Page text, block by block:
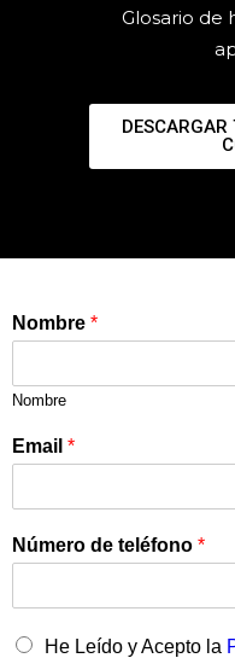
Glosario de
Nombre *
Nombre
Email *
Número de teléfono *
He Leído y Acepto la